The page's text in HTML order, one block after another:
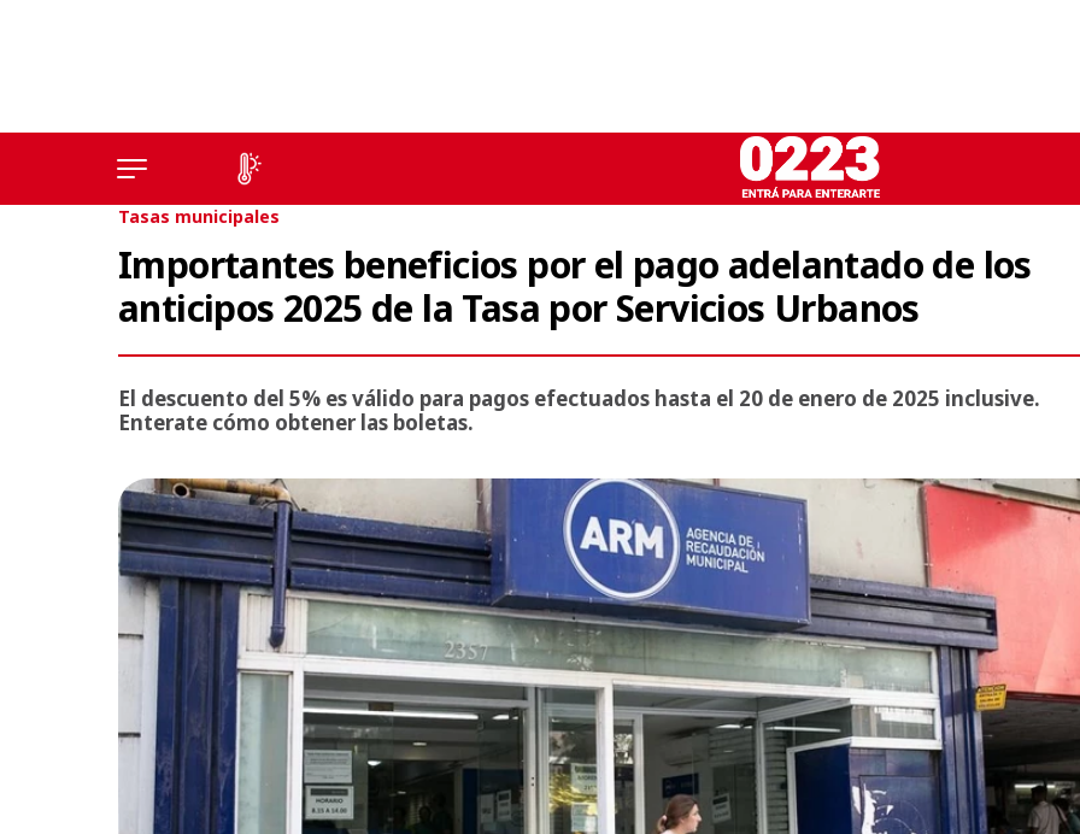
Tasas municipales
Importantes beneficios por el pago adelantado de los
anticipos 2025 de la Tasa por Servicios Urbanos
El descuento del 5% es válido para pagos efectuados hasta el 20 de enero de 2025 inclusive.
Enterate cómo obtener las boletas.